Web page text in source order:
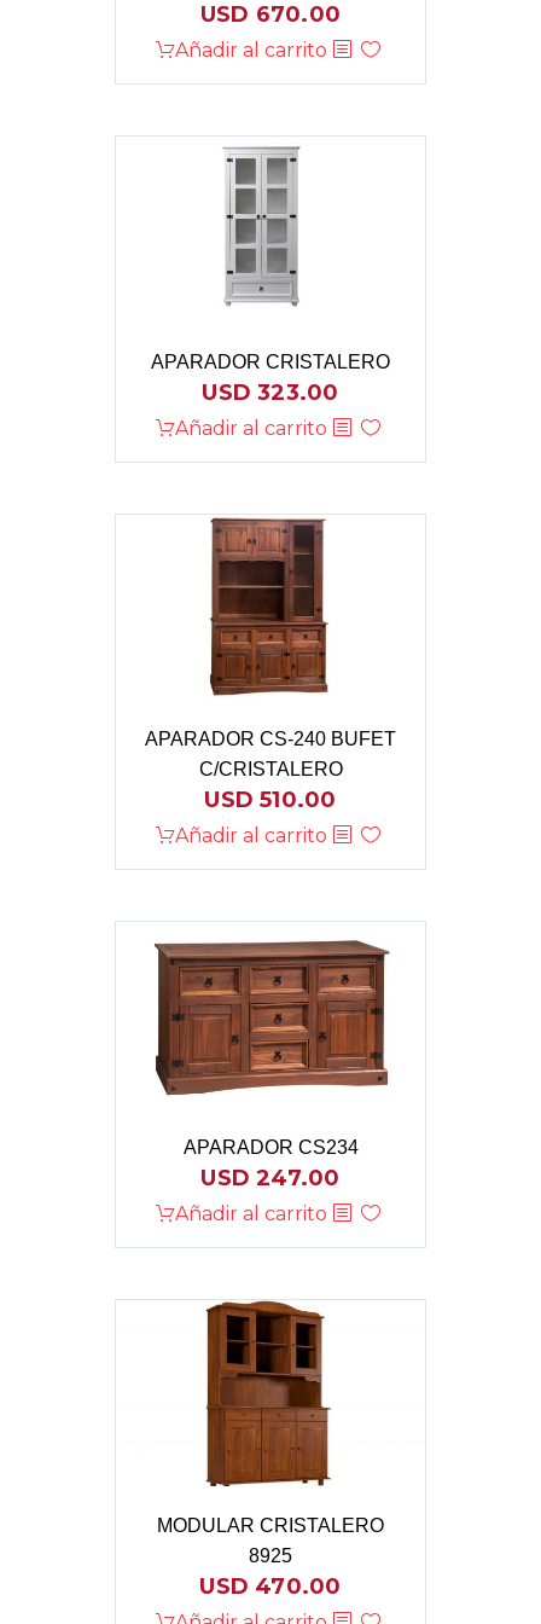
USD 670.00
Añadir al carrito
APARADOR CRISTALERO
USD323.00
Añadir al carrito
APARADOR CS-240 BUFET
C/CRISTALERO
USD510.00
Añadir al carrito
APARADOR CS234
USD247.00
Añadir al carrito
MODULAR CRISTALERO
8925
USD 470.00